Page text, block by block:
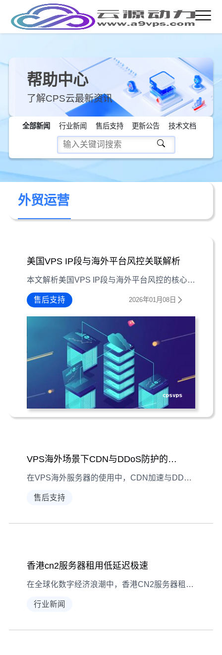
帮助中心
了解CPS云最新资讯
全部新闻 行业新闻 售后支持 更新公告 技术文档
外贸运营
美国VPS IP段与海外平台风控关联解析
本文解析美国VPS IP段与海外平台风控的核心关联词汇，涵盖IP信誉度、复用规则等关键概念，为外贸从业者提供实用应对策略。
售后支持 2026年01月08日
VPS海外场景下CDN与DDoS防护的协同实战
在VPS海外服务器的使用中，CDN加速与DDoS防护的协同机制能有效平衡性能与安全，本文结合实际案例解析二者如何联动保障业务稳定。
售后支持
香港cn2服务器租用低延迟极速
在全球化数字经济浪潮中，香港CN2服务器租用凭借其独特网络架构正成为企业出海的首选方案。本文将深度解析CN2线路的低延迟特性、机房选址要点、网络优化原理等核心技术要素，并提供实测数据对比展示如何通过专业服务器租用实现跨境业务的极速响应。无论您是金融交易平台还是跨境电商企业，都将在此找到提升网络性能的关键策略。 香港CN2服务器租用低延迟极速：跨境网络优化方案解析 一
行业新闻